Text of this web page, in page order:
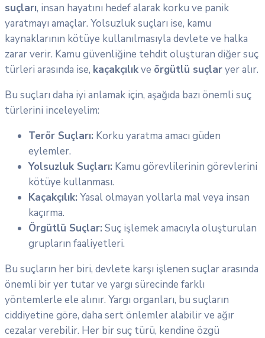
suçları, insan hayatını hedef alarak korku ve panik
yaratmayı amaçlar. Yolsuzluk suçları ise, kamu
kaynaklarının kötüye kullanılmasıyla devlete ve halka
zarar verir. Kamu güvenliğine tehdit oluşturan diğer suç
türleri arasında ise, kaçakçılıkve örgütlü suçlaryer alır.
Bu suçları daha iyi anlamak için, aşağıda bazı önemli suç
türlerini inceleyelim:
Terör Suçları: Korku yaratma amacı güden
eylemler.
Yolsuzluk Suçları: Kamu görevlilerinin görevlerini
kötüye kullanması.
Kaçakçılık: Yasal olmayan yollarla mal veya insan
kaçırma.
Örgütlü Suçlar: Suç işlemek amacıyla oluşturulan
grupların faaliyetleri.
Bu suçların her biri, devlete karşı işlenen suçlar arasında
önemli bir yer tutar ve yargı sürecinde farklı
yöntemlerle ele alınır. Yargı organları, bu suçların
ciddiyetine göre, daha sert önlemler alabilir ve ağır
cezalar verebilir. Her bir suç türü, kendine özgü